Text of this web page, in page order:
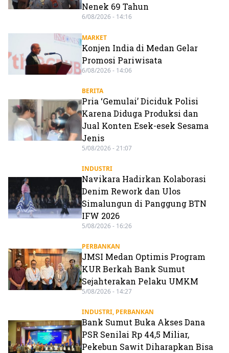
Nenek 69 Tahun
6/08/2026 - 14:16
MARKET
Konjen India di Medan Gelar
Promosi Pariwisata
6/08/2026 - 14:06
BERITA
Pria ‘Gemulai’ Diciduk Polisi
Karena Diduga Produksi dan
Jual Konten Esek-esek Sesama
Jenis
5/08/2026 - 21:07
INDUSTRI
Navikara Hadirkan Kolaborasi
Denim Rework dan Ulos
Simalungun di Panggung BTN
IFW 2026
5/08/2026 - 16:26
PERBANKAN
JMSI Medan Optimis Program
KUR Berkah Bank Sumut
Sejahterakan Pelaku UMKM
5/08/2026 - 14:27
INDUSTRI, PERBANKAN
Bank Sumut Buka Akses Dana
PSR Senilai Rp 44,5 Miliar,
Pekebun Sawit Diharapkan Bisa